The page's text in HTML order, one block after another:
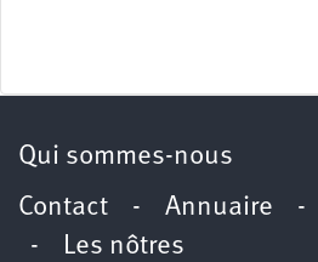
Qui sommes-nous
Contact - Annuaire -
-
Les nôtres